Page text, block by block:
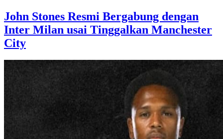
John Stones Resmi Bergabung dengan
Inter Milan usai Tinggalkan Manchester
City